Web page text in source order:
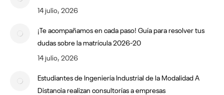
14 julio, 2026
¡Te acompañamos en cada paso! Guía para resolver tus
dudas sobre la matrícula 2026-20
14 julio, 2026
Estudiantes de Ingeniería Industrial de la Modalidad A
Distancia realizan consultorías a empresas